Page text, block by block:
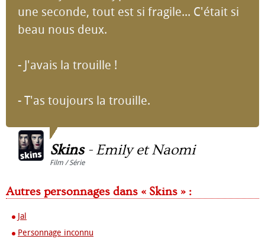
une seconde, tout est si fragile... C'était si
beau nous deux.
- J'avais la trouille !
- T'as toujours la trouille.
Skins- Emily et Naomi
Film / Série
Autres personnages dans « Skins » :
Jal
Personnage inconnu